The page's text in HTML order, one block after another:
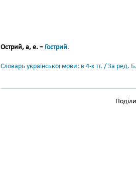
Острий, а, е. = Гострий.
Словарь української мови: в 4-х тт. / За